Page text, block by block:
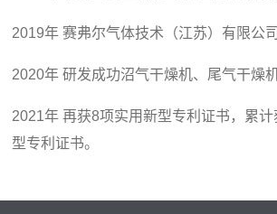
2019年 赛弗尔气体技术（江苏）有限公司
2020年 研发成功沼气干燥机、尾气干燥
2021年 再获8项实用新型专利证书，累
型专利证书。